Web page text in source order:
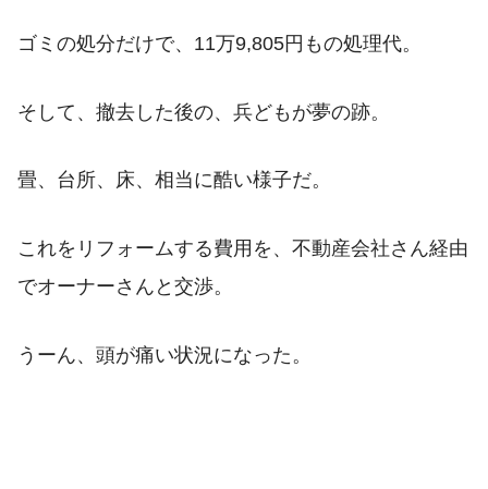
ゴミの処分だけで、11万9,805円もの処理代。
そして、撤去した後の、兵どもが夢の跡。
畳、台所、床、相当に酷い様子だ。
これをリフォームする費用を、不動産会社さん経由
でオーナーさんと交渉。
うーん、頭が痛い状況になった。